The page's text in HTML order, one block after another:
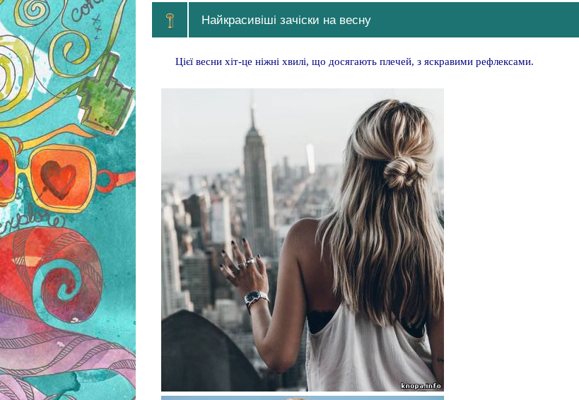
Найкрасивіші зачіски на весну
Цієї весни хіт-це ніжні хвилі, що досягають плечей, з яскравими рефлексами.